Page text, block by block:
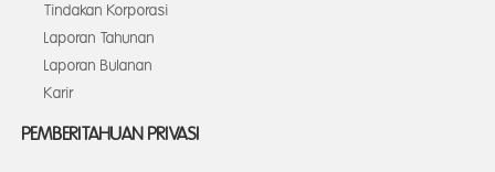
Tindakan Korporasi
Laporan Tahunan
Laporan Bulanan
Karir
PEMBERITAHUAN PRIVASI